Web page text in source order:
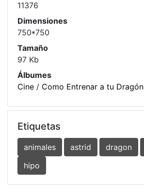
11376
Dimensiones
750*750
Tamaño
97 Kb
Álbumes
Cine / Como Entrenar a tu Dragón
Etiquetas
animales astrid dragon
hipo